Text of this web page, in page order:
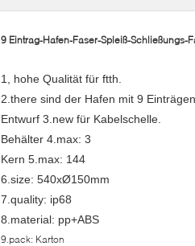
9 Eintrag-Hafen-Faser-Spleiß-
1, hohe Qualität für ftth.
2.there sind der Hafen mit 9
Entwurf 3.new für Kabelschelle.
Behälter 4.max: 3
Kern 5.max: 144
6.size: 540xØ150mm
7.quality: ip68
8.material: pp+ABS
9.pack: Karton